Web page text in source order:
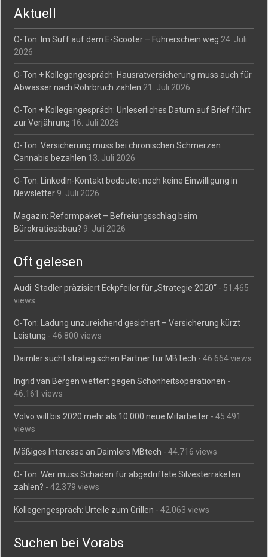
Aktuell
O-Ton: Im Suff auf dem E-Scooter – Führerschein weg 24. Juli
2026
O-Ton + Kollegengespräch: Hausratversicherung muss auch für
Abwasser nach Rohrbruch zahlen 21. Juli 2026
O-Ton + Kollegengespräch: Unleserliches Datum auf Brief führt
zur Verjährung 16. Juli 2026
O-Ton: Versicherung muss bei chronischen Schmerzen
Cannabis bezahlen 13. Juli 2026
O-Ton: LinkedIn-Kontakt bedeutet noch keine Einwilligung in
Newsletter 9. Juli 2026
Magazin: Reformpaket – Befreiungsschlag beim
Bürokratieabbau? 9. Juli 2026
Oft gelesen
Audi: Stadler präzisiert Eckpfeiler für „Strategie 2020“ - 51.465
views
O-Ton: Ladung unzureichend gesichert – Versicherung kürzt
Leistung - 46.800 views
Daimler sucht strategischen Partner für MBTech - 46.664 views
Ingrid van Bergen wettert gegen Schönheitsoperationen -
46.161 views
Volvo will bis 2020 mehr als 10.000 neue Mitarbeiter - 45.491
views
Mäßiges Interesse an Daimlers MBtech - 44.716 views
O-Ton: Wer muss Schaden für abgedriftete Silvesterraketen
zahlen? - 42.379 views
Kollegengespräch: Urteile zum Grillen - 42.063 views
Suchen bei Vorabs